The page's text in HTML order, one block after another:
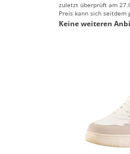
zuletzt überprüft am
Preis kann sich seitdem
Keine weiteren